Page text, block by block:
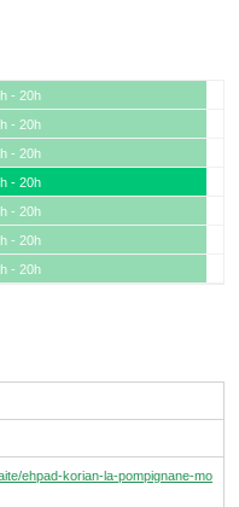
- 20h
- 20h
- 20h
- 20h
- 20h
- 20h
- 20h
ehpad-korian-la-pompignane-mo